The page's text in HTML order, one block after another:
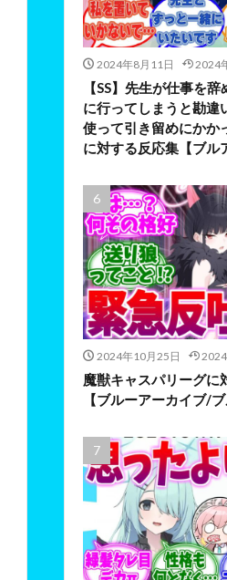
2024年8月11日 2024
【SS】先生が仕事を
に行ってしまうと勘違
使って引き留めにかか
に対する反応集【ブル
2024年10月25日
魔獣キャスパリーグに
【ブルーアーカイブ/